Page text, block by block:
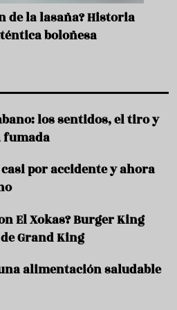
de la lasaña? Historia
boloñesa
los sentidos, el tiro y
fumada
por accidente y ahora
El Xokas? Burger King
Grand King
alimentación saludable